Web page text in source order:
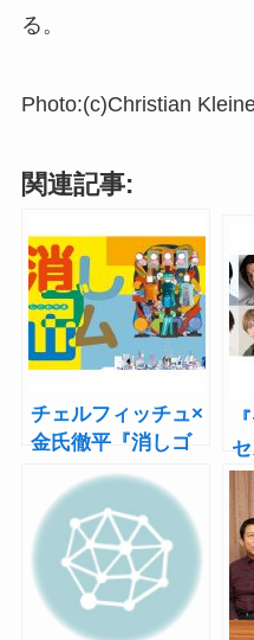
る。
Photo:(c)Christian
関連記事:
チェルフィッチュ×
金氏徹平『消しゴ
ム山』東京公演で
バリアフリー展開